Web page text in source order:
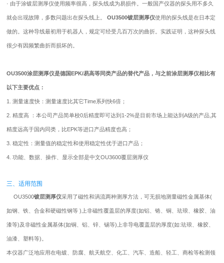
· 由于涂镀层测厚仪使用频率很高，探头线成为易损件。一般国产仪器的探头用不多久
就会出现故障，多数问题出在探头线上。OU3500镀层测厚仪使用的探头线是在日本定
做的。这种导线最初用于机器人，规定可经受几百万次的曲折。实践证明，这种探头线
很少有因频繁曲折而损坏的。
OU3500涂层测厚仪是德国EPK/易高等同类产品的替代产品，与之前涂层测厚仪相比有
以下主要优点：
1. 测量速度快：测量速度比其它Time系列快6倍；
2. 精度高 ：本公司产品简单校0后精度即可达到1-2%是目前市场上能达到A级的产品,其
精度远高于国内同类，比EPK等进口产品精度也高；
3. 稳定性：测量值的稳定性和使用稳定性优于进口产品；
4. 功能、数据、操作、显示全部是中文OU3600覆层测厚仪
三、适用范围
OU3500镀层测厚仪采用了磁性和涡流两种测厚方法，可无损地测量磁性金属基体(
如钢、铁、合金和硬磁性钢等 )上非磁性覆盖层的厚度(如铝、铬、铜、珐琅、橡胶、油
漆等)及非磁性金属基体(如铜、铝、锌、锡等)上非导电覆盖层的厚度(如:珐琅、橡胶、
油漆、塑料等)。
本仪器广泛地应用在电镀、防腐、航天航空、化工、汽车、造船、轻工、商检等检测领